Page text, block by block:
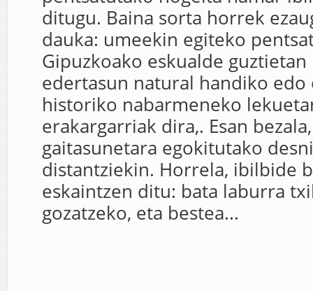
ditugu. Baina sorta horrek
dauka: umeekin egiteko
Gipuzkoako eskualde
edertasun natural handiko edo
historiko nabarmeneko
erakargarriak dira,. Esan
gaitasunetara egokitutako
distantziekin. Horrela, ibilbide
eskaintzen ditu: bata laburra
gozatzeko, eta bestea...